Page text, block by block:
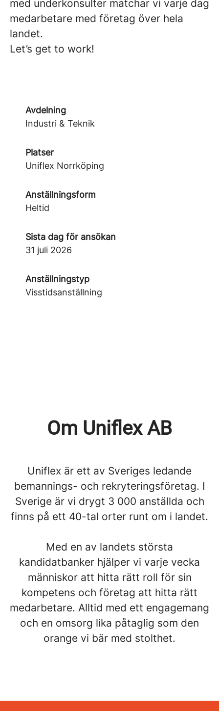
med underkonsulter matchar vi varje dag
medarbetare med företag över hela
landet.
Let’s get to work!
Avdelning
Industri & Teknik
Platser
Uniflex Norrköping
Anställningsform
Heltid
Sista dag för ansökan
31 juli 2026
Anställningstyp
Visstidsanställning
Om Uniflex AB
Uniflex är ett av Sveriges ledande
bemannings- och rekryteringsföretag. I
Sverige är vi drygt 3 000 anställda och
finns på ett 40-tal orter runt om i landet.
Med en av landets största
kandidatbanker hjälper vi varje vecka
människor att hitta rätt roll för sin
kompetens och företag att hitta rätt
medarbetare. Alltid med ett engagemang
och en omsorg lika påtaglig som den
orange vi bär med stolthet.